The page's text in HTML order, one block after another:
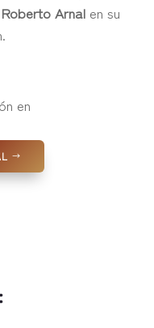
Roberto Arnal en su
en